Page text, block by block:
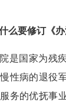
么要修订《办
是国家为残
性病的退役
务的优抚事